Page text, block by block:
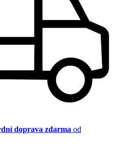
doprava zdarma od